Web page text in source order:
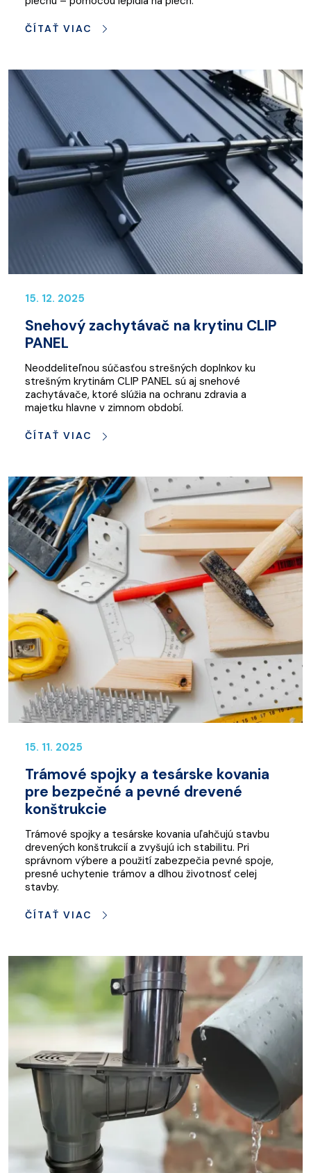
ČÍTAŤ VIAC
15. 12. 2025
Snehový zachytávač na krytinu CLIP
PANEL
Neoddeliteľnou súčasťou strešných doplnkov ku
strešným krytinám CLIP PANEL sú aj snehové
zachytávače, ktoré slúžia na ochranu zdravia a
majetku hlavne v zimnom období.
ČÍTAŤ VIAC
15. 11. 2025
Trámové spojky a tesárske kovania
pre bezpečné a pevné drevené
konštrukcie
Trámové spojky a tesárske kovania uľahčujú stavbu
drevených konštrukcií a zvyšujú ich stabilitu. Pri
správnom výbere a použití zabezpečia pevné spoje,
presné uchytenie trámov a dlhou životnosť celej
stavby.
ČÍTAŤ VIAC